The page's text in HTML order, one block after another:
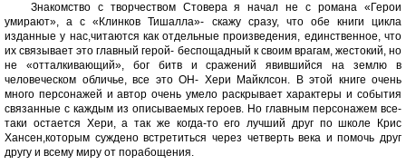
Знакомство с творчеством Стовера я начал не с романа «Герои
умирают», а с «Клинков Тишалла»- скажу сразу, что обе книги цикла
изданные у нас,читаются как отдельные произведения, единственное, что
их связывает это главный герой- беспощадный к своим врагам, жестокий, но
не «отталкивающий», бог битв и сражений явившийся на землю в
человеческом обличье, все это ОН- Хери Майклсон. В этой книге очень
много персонажей и автор очень умело раскрывает характеры и события
связанные с каждым из описываемых героев. Но главным персонажем все-
таки остается Хери, а так же когда-то его лучший друг по школе Крис
Хансен,которым суждено встретиться через четверть века и помочь друг
другу и всему миру от порабощения.